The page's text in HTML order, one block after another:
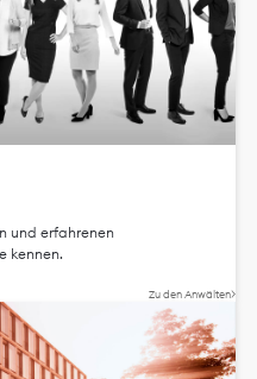
und erfahrenen
kennen.
Zu den Anwälten